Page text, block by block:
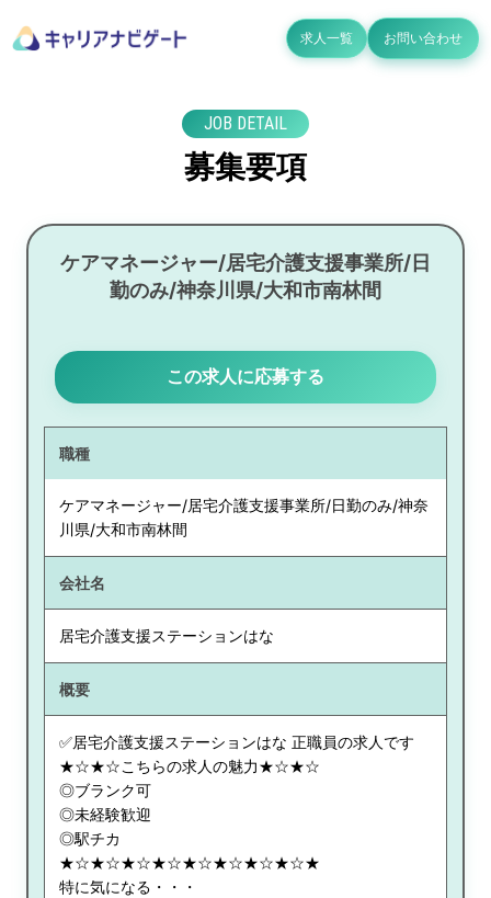
求人一覧 お問い合わせ
JOB DETAIL
募集要項
ケアマネージャー/居宅介護支援事業所/日
勤のみ/神奈川県/大和市南林間
この求人に応募する
職種
ケアマネージャー/居宅介護支援事業所/日勤のみ/神奈
川県/大和市南林間
会社名
居宅介護支援ステーションはな
概要
✅居宅介護支援ステーションはな 正職員の求人です
★☆★☆こちらの求人の魅力★☆★☆
◎ブランク可
◎未経験歓迎
◎駅チカ
★☆★☆★☆★☆★☆★☆★☆★☆★
特に気になる・・・